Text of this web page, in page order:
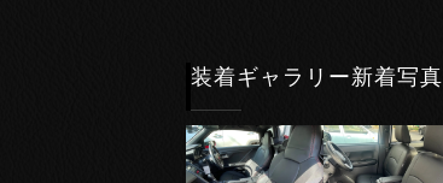
装着ギャラリー新着写真